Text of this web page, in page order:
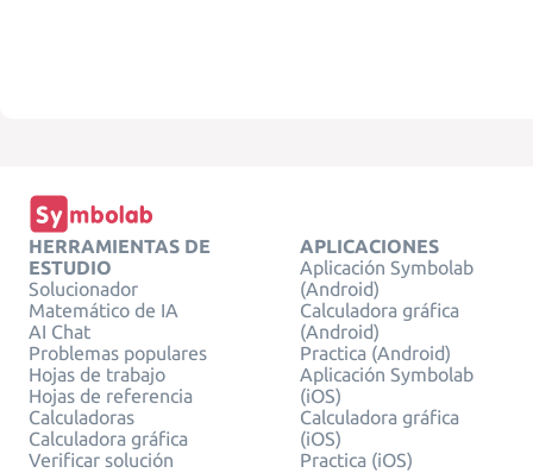
HERRAMIENTAS DE
ESTUDIO
Solucionador
Matemático de IA
AI Chat
Problemas populares
Hojas de trabajo
Hojas de referencia
Calculadoras
Calculadora gráfica
Verificar solución
APLICACIONES
Aplicación Symbolab
(Android)
Calculadora gráfica
(Android)
Practica (Android)
Aplicación Symbolab
(iOS)
Calculadora gráfica
(iOS)
Practica (iOS)